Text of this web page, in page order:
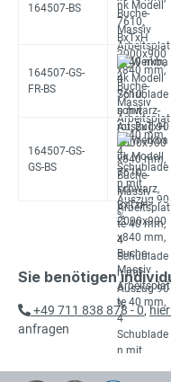
164507-BS
164507-GS-
FR-BS
164507-GS-
GS-BS
Sie benötigen
+49 711 838 878 - 0,
anfragen